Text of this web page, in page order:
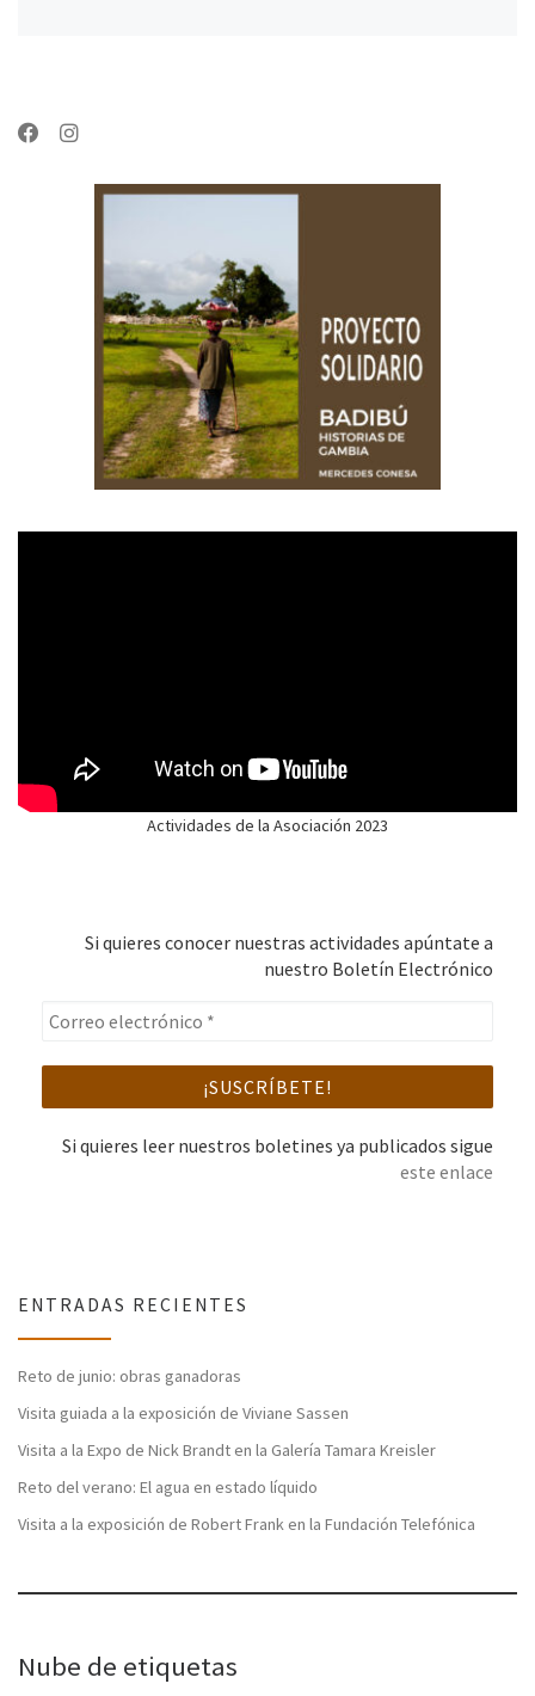
Actividades de la Asociación 2023
Si quieres conocer nuestras actividades apúntate a
nuestro Boletín Electrónico
Si quieres leer nuestros boletines ya publicados sigue
este enlace
ENTRADAS RECIENTES
Reto de junio: obras ganadoras
Visita guiada a la exposición de Viviane Sassen
Visita a la Expo de Nick Brandt en la Galería Tamara Kreisler
Reto del verano: El agua en estado líquido
Visita a la exposición de Robert Frank en la Fundación Telefónica
Nube de etiquetas